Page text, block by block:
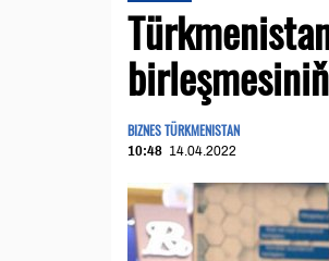
BIZNES TÜRKMENISTAN
10:48 14.04.2022